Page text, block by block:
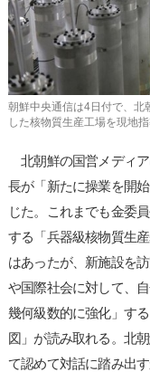
트
링
크
朝鮮中央通信は4日付で、北
した核物質生産工場を現地
北朝鮮の国営メディ
長が「新たに操業を開
じた。これまでも金委
する「兵器級核物質生
はあったが、新施設を
や国際社会に対して、
幾何級数的に強化」す
図」が読み取れる。北
て認めて対話に踏み出